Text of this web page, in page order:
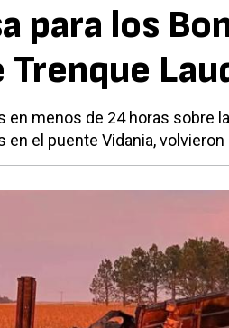
para los
menos de 24 horas sobre
el puente Vidania,